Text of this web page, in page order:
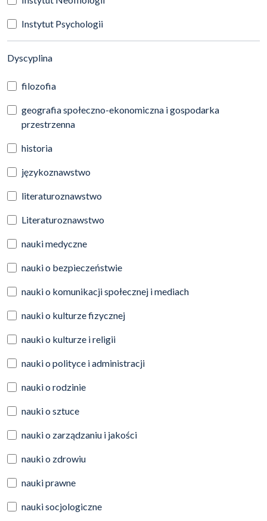
Instytut Psychologii
Dyscyplina(automatyczne przeładowanie treści)
filozofia
geografia społeczno-ekonomiczna i gospodarka
przestrzenna
historia
językoznawstwo
literaturoznawstwo
Literaturoznawstwo
nauki medyczne
nauki o bezpieczeństwie
nauki o komunikacji społecznej i mediach
nauki o kulturze fizycznej
nauki o kulturze i religii
nauki o polityce i administracji
nauki o rodzinie
nauki o sztuce
nauki o zarządzaniu i jakości
nauki o zdrowiu
nauki prawne
nauki socjologiczne